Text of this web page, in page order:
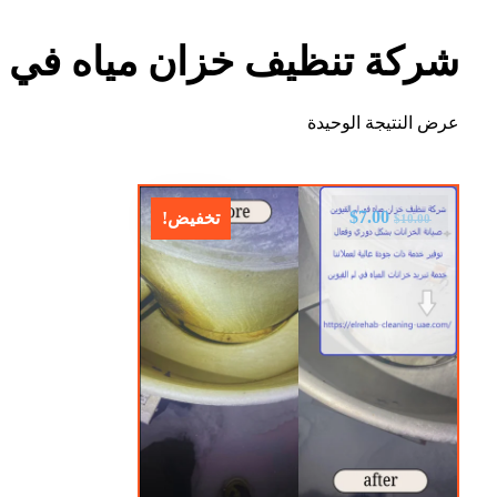
شركة تنظيف خزان مياه في
عرض النتيجة الوحيدة
تخفيض! $10.00
$7.00